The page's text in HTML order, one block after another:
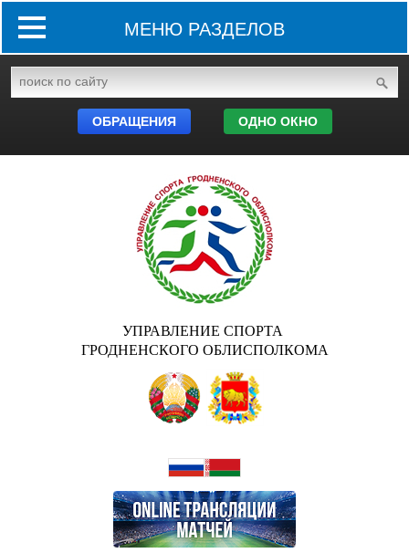
МЕНЮ РАЗДЕЛОВ
ОБРАЩЕНИЯ ОДНО ОКНО
УПРАВЛЕНИЕ СПОРТА
ГРОДНЕНСКОГО ОБЛИСПОЛКОМА